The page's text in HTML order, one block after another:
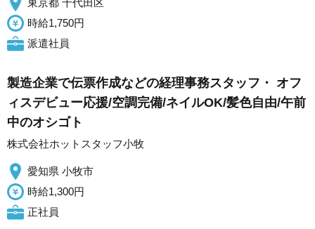
東京都 千代田区
時給1,750円
派遣社員
製造企業で伝票作成などの経理事務スタッフ・ オフ
ィスデビュー応援/空調完備/ネイルOK/髪色自由/午前
中のオシゴト
株式会社ホットスタッフ小牧
愛知県 小牧市
時給1,300円
正社員